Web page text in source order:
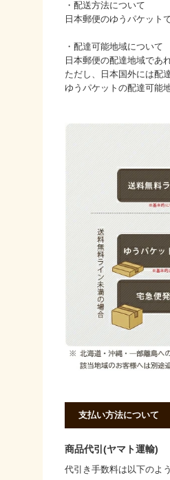
・配送方法について
日本郵便のゆうパケット
・配達可能地域について
日本郵便の配達地域であ
ただし、日本国外には配
ゆうパケットの配達可能
支払い方法について
商品代引(ヤマト運輸)
代引き手数料は以下のよ